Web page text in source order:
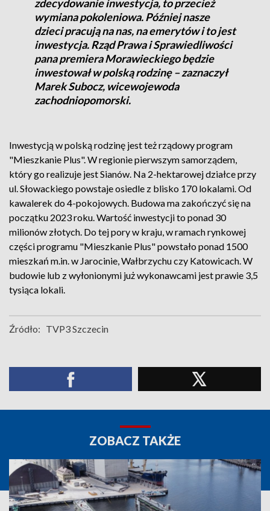
zdecydowanie inwestycja, to przecież
wymiana pokoleniowa. Później nasze
dzieci pracują na nas, na emerytów i to jest
inwestycja. Rząd Prawa i Sprawiedliwości
pana premiera Morawieckiego będzie
inwestował w polską rodzinę – zaznaczył
Marek Subocz, wicewojewoda
zachodniopomorski.
Inwestycją w polską rodzinę jest też rządowy program
"Mieszkanie Plus". W regionie pierwszym samorządem,
który go realizuje jest Sianów. Na 2-hektarowej działce przy
ul. Słowackiego powstaje osiedle z blisko 170 lokalami. Od
kawalerek do 4-pokojowych. Budowa ma zakończyć się na
początku 2023 roku. Wartość inwestycji to ponad 30
milionów złotych. Do tej pory w kraju, w ramach rynkowej
części programu "Mieszkanie Plus" powstało ponad 1500
mieszkań m.in. w Jarocinie, Wałbrzychu czy Katowicach. W
budowie lub z wyłonionymi już wykonawcami jest prawie 3,5
tysiąca lokali.
Źródło: TVP3 Szczecin
ZOBACZ TAKŻE